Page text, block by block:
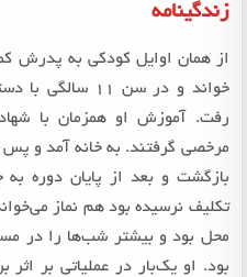
زندگینامه
از همان اوایل کودکی به پدرش
خواند و در سن
رفت. آموزش او همزمان با
مرخصی گرفتند. به خانه آمد و
بازگشت و بعد از پایان دوره
تکلیف نرسیده بود هم نماز
محل بود و بیشتر شب‌ها را در
بود. او یک‌بار در عملیاتی بر